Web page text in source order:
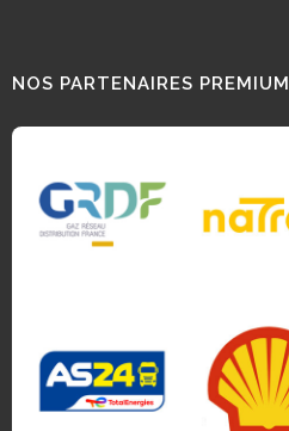
NOS PARTENAIRES PREMIUM